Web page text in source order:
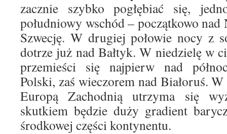
zacznie szybko pogłębiać się,
południowy wschód – początkowo
Szwecję. W drugiej połowie nocy z
dotrze już nad Bałtyk. W niedzielę w
przemieści się najpierw nad
Polski, zaś wieczorem nad Białoruś.
Europą Zachodnią utrzyma się
skutkiem będzie duży gradient
środkowej części kontynentu.